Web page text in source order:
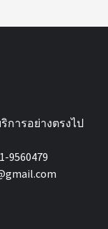
การอย่างตรงไป
9560479